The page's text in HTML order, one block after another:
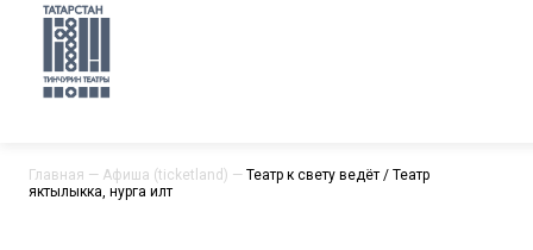
Главная — Афиша (ticketland) — Театр к свету ведёт / Театр
яктылыкка, нурга илтә